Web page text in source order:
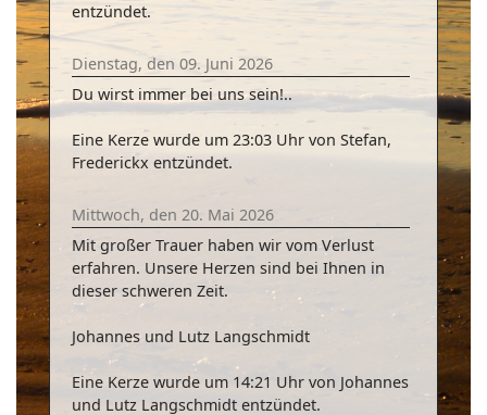
entzündet.
Dienstag, den 09. Juni 2026
Du wirst immer bei uns sein!..
Eine Kerze wurde um 23:03 Uhr von Stefan,
Frederickx entzündet.
Mittwoch, den 20. Mai 2026
Mit großer Trauer haben wir vom Verlust
erfahren. Unsere Herzen sind bei Ihnen in
dieser schweren Zeit.
Johannes und Lutz Langschmidt
Eine Kerze wurde um 14:21 Uhr von Johannes
und Lutz Langschmidt entzündet.